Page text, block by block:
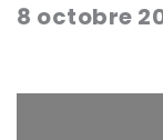
8 octobre